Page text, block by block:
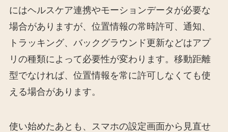
にはヘルスケア連携やモーションデータが必要な
場合がありますが、位置情報の常時許可、通知、
トラッキング、バックグラウンド更新などはアプ
リの種類によって必要性が変わります。移動距離
型でなければ、位置情報を常に許可しなくても使
える場合があります。
使い始めたあとも、スマホの設定画面から見直せ